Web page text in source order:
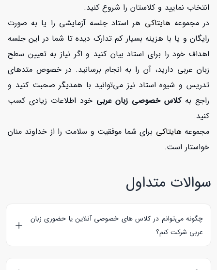
انتخاب نمایید و کلاستان را شروع کنید.
در مجموعه هایتاکی هر استاد جلسه آزمایشی را یا به صورت
رایگان و یا با هزینه بسیار کم تدارک دیده تا شما در این جلسه
اهداف خود را برای استاد بیان کنید و اگر نیاز به تعیین سطح
زبان عربی دارید، آن را به انجام برسانید. در خصوص متدهای
تدریس و شیوه استاد نیز می‌توانید با همدیگر صحبت کنید و
راجع بهکلاس خصوصی زبان عربیخود اطلاعات زیادی کسب
کنید.
مجموعه هایتاکی برای شما موفقیت و سلامت را از خداوند منان
خواستار است.
سوالات متداول
چگونه می‌توانم در کلاس های خصوصی آنلاین یا حضوری زبان
عربی شرکت کنم؟
شما می‌توانید در همین صفحه از بین استادهای عربی، مدرس مورد